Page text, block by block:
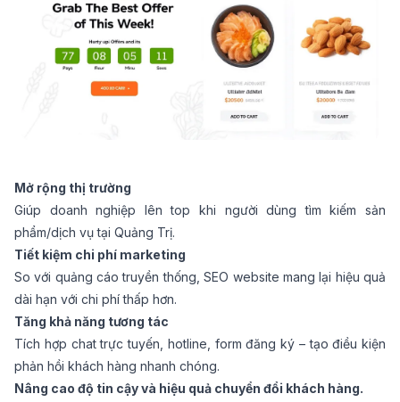
Mở rộng thị trường
Giúp doanh nghiệp lên top khi người dùng tìm kiếm sản
phẩm/dịch vụ tại Quảng Trị.
Tiết kiệm chi phí marketing
So với quảng cáo truyền thống, SEO website mang lại hiệu quả
dài hạn với chi phí thấp hơn.
Tăng khả năng tương tác
Tích hợp chat trực tuyến, hotline, form đăng ký – tạo điều kiện
phản hồi khách hàng nhanh chóng.
Nâng cao độ tin cậy và hiệu quả chuyển đổi khách hàng.